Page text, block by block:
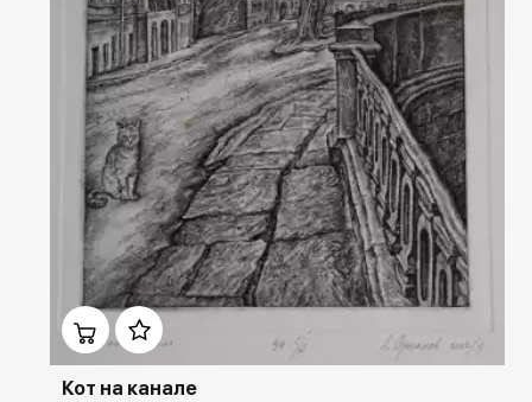
Домен: rakovgallery.ru
Кот на канале